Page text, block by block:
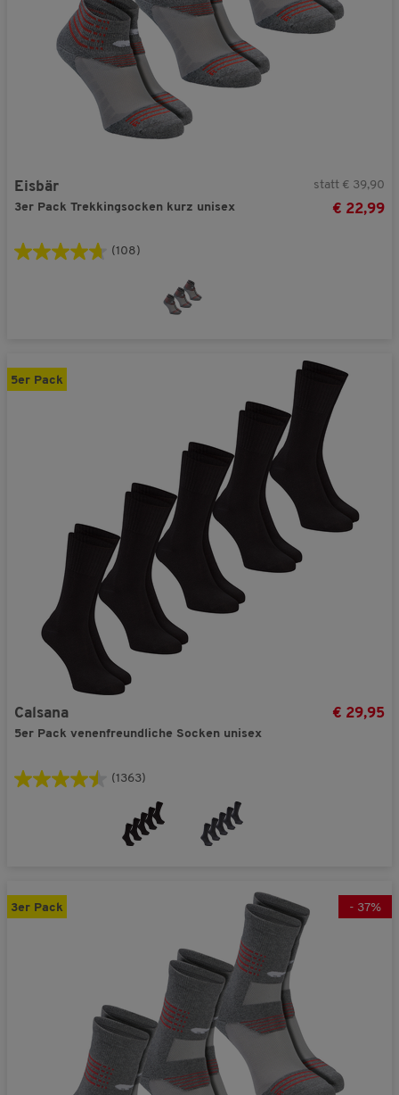
Eisbär
3er Pack Trekkingsocken kurz unisex
statt € 39,90
€ 22,99
(108)
5er Pack
Calsana
5er Pack venenfreundliche Socken unisex
€ 29,95
(1363)
3er Pack - 37%